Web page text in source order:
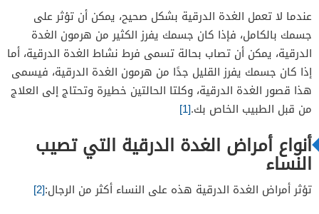
تغيرات في الشعر والجلد
آلام العضلات
ضباب الدماغ
عيون منتفخة أو جافة
الشعور بالبرد
ترقق الحاجبين
تورم في الأطراف السفلية
العقم
عندما لا تعمل الغدة الدرقية بشكل صحيح، يمكن أن تؤثر على
جسمك بالكامل، فإذا كان جسمك يفرز الكثير من هرمون الغدة
الدرقية، يمكن أن تصاب بحالة تسمى فرط نشاط الغدة الدرقية، أما
إذا كان جسمك يفرز القليل جدًا من هرمون الغدة الدرقية، فيسمى
هذا قصور الغدة الدرقية، وكلتا الحالتين خطيرة وتحتاج إلى العلاج
من قبل الطبيب الخاص بك.[1]
أنواع أمراض الغدة الدرقية التي تصيب
النساء
تؤثر أمراض الغدة الدرقية هذه على النساء أكثر من الرجال:[2]